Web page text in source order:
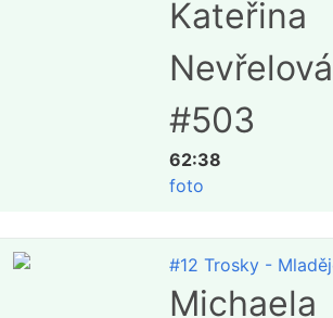
Kateřina
Nevřelová
#503
62:38
foto
#12 Trosky -
Michaela